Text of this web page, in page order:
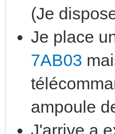
(Je
Je place
7AB03
ampoule
J'arrive a